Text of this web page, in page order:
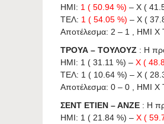
ΗΜΙ: 1 ( 50.94 %) – X (
ΤΕΛ: 1 ( 54.05 %) – X (
Αποτέλεσμα: 2 – 1 , ΗΜΙ X
ΤΡΟΥΑ – ΤΟΥΛΟΥΖ : Η
ΗΜΙ: 1 ( 31.11 %) – X (
ΤΕΛ: 1 ( 10.64 %) – X (
Αποτέλεσμα: 0 – 0 , ΗΜΙ X
ΣΕΝΤ ΕΤΙΕΝ – ΑΝΖΕ : Η
ΗΜΙ: 1 ( 21.84 %) – X (